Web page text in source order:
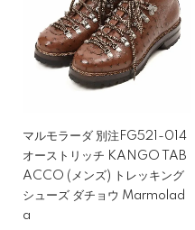
マルモラーダ 別注FG521-014
オーストリッチ KANGO TAB
ACCO (メンズ) トレッキング
シューズ ダチョウ Marmolad
a